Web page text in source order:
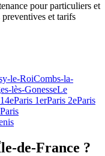
pour particuliers et
et tarifs
le-RoiCombs-la-
lès-GonesseLe
Paris 1erParis 2eParis
Paris
de-France ?